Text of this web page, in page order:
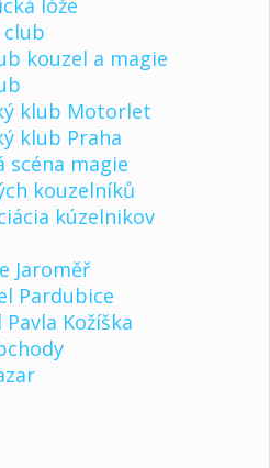
lóže
club
kouzel a magie
klub Motorlet
klub Praha
scéna magie
kouzelníků
kúzelnikov
Jaroměř
Pardubice
Kožíška